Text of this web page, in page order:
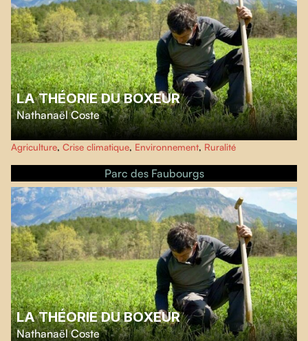
LA THÉORIE DU BOXEUR
Nathanaël Coste
Nathanaël Coste explore la vallée de la Drôme afin de saisir les stratégies
d'adaptation des agriculteurs et agricultrices, tout en interrogeant la
résilience alimentaire de nos régions.
Agriculture, Crise climatique, Environnement, Ruralité
Parc des Faubourgs
LA THÉORIE DU BOXEUR
Nathanaël Coste